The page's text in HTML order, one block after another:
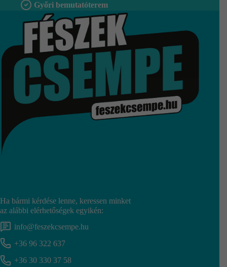
Győri bemutatóterem
Ha bármi kérdése lenne, keressen minket
az alábbi elérhetőségek egyikén:
info@feszekcsempe.hu
+36 96 322 637
+36 30 330 37 58